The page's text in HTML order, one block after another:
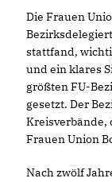
Die Frauen
stattfand,
und ein klares
größten FU-
gesetzt. Der
Kreisverbände,
Frauen Union
Nach zwölf